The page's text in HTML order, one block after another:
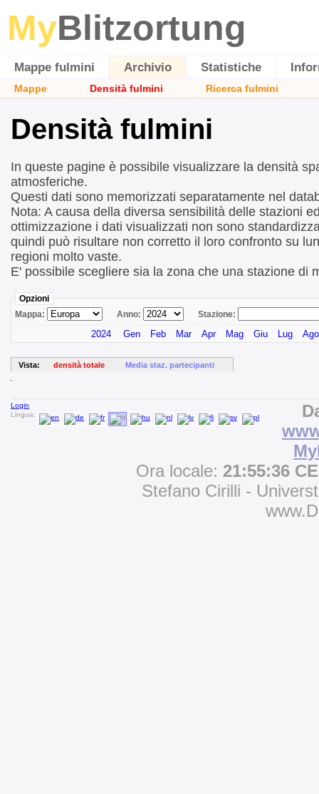
MyBlitzortung
Mappe fulmini Archivio Statistiche
Mappe Densità fulmini Ricerca fulmini
Densità fulmini
In queste pagine è possibile visualizzare la densità
atmosferiche.
Questi dati sono memorizzati separatamente nel
Nota: A causa della diversa sensibilità delle stazioni
ottimizzazione i dati visualizzati non sono
quindi può risultare non corretto il loro confronto su
regioni molto vaste.
E' possibile scegliere sia la zona che una stazione di
Opzioni
Mappa:
Anno: Stazione:
2024 Gen Feb Mar Apr Mag Giu Lug Ago
Vista: densità totale Media staz. partecipanti
Login
Lingua:
Ora locale: 21:55:36
Stefano Cirilli -